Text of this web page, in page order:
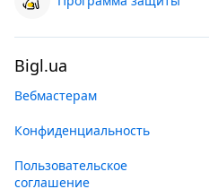
Bigl.ua
Вебмастерам
Конфиденциальность
Пользовательское
соглашение